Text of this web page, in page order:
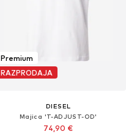
Premium
RAZPRODAJA
DIESEL
Majica 'T-ADJUST-OD'
74,90 €